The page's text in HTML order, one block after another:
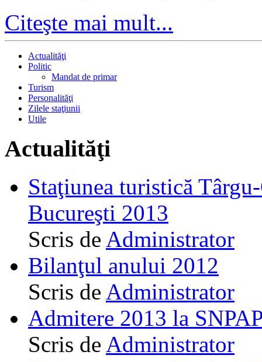
Citeşte mai mult...
Actualităţi
Politic
Mandat de primar
Turism
Personalităţi
Zilele staţiunii
Utile
Actualităţi
Staţiunea turistică
Bucureşti 2013
Scris de Administrator
Bilanţul anului 2012
Scris de Administrator
Admitere 2013 la
Scris de Administrator